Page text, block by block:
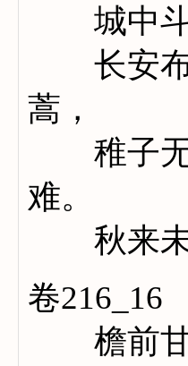
城中斗
长安布
蒿，
稚子无
难。
秋来未
卷216_16
檐前甘